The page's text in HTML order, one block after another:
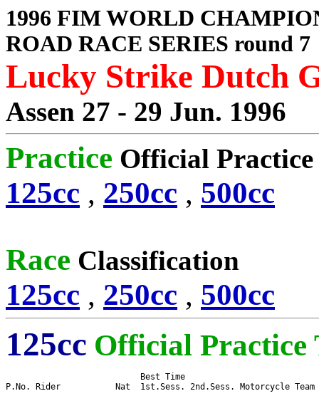
1996 FIM WORLD
ROAD RACE SERIES round 7
Lucky Strike Dutch
Assen 27 - 29 Jun. 1996
Practice Official Practice
125cc , 250cc , 500cc
Race Classification
125cc , 250cc , 500cc
125cc Official Practice
                           Best Time
P.No. Rider           Nat  1st.Sess. 2nd.Sess. Motorcycle Team